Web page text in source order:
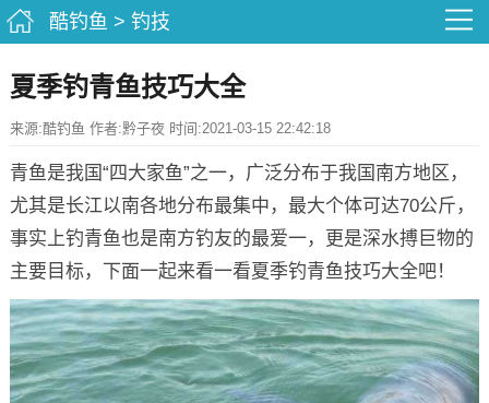
酷钓鱼 > 钓技
夏季钓青鱼技巧大全
来源:酷钓鱼 作者:黔子夜 时间:2021-03-15 22:42:18
青鱼是我国“四大家鱼”之一，广泛分布于我国南方地区，
尤其是长江以南各地分布最集中，最大个体可达70公斤，
事实上钓青鱼也是南方钓友的最爱一，更是深水搏巨物的
主要目标，下面一起来看一看夏季钓青鱼技巧大全吧！